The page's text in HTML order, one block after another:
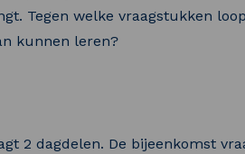
Tegen welke vraagstukken
kunnen leren?
2 dagdelen. De bijeenkomst